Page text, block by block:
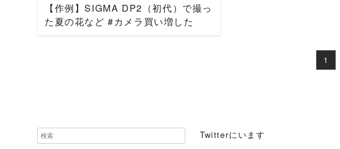
【作例】SIGMA DP2（初代）で撮っ
た夏の花など #カメラ買い増した
1
Twitterにいます